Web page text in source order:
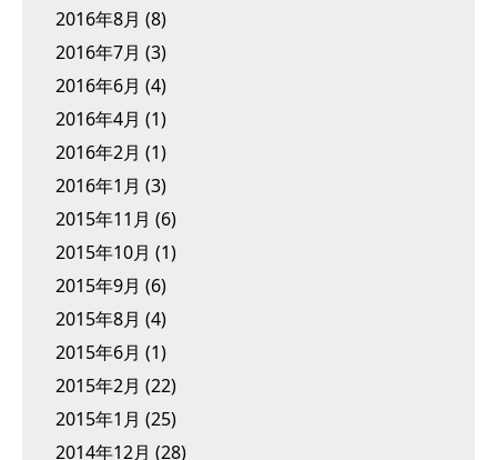
2016年8月 (8)
2016年7月 (3)
2016年6月 (4)
2016年4月 (1)
2016年2月 (1)
2016年1月 (3)
2015年11月 (6)
2015年10月 (1)
2015年9月 (6)
2015年8月 (4)
2015年6月 (1)
2015年2月 (22)
2015年1月 (25)
2014年12月 (28)